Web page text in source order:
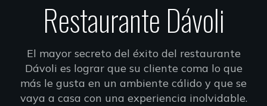
Restaurante Dávoli
El mayor secreto del éxito del restaurante
Dávoli es lograr que su cliente coma lo que
más le gusta en un ambiente cálido y que se
vaya a casa con una experiencia inolvidable.